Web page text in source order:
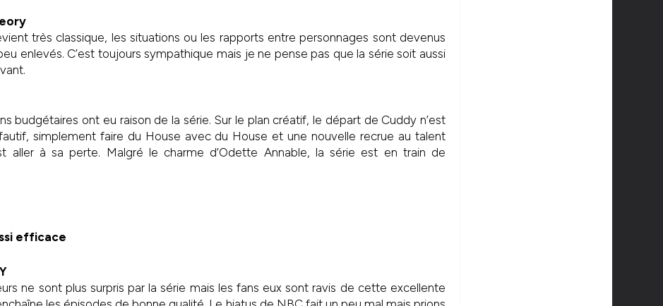
très classique, les situations ou les rapports entre personnages sont devenus
enlevés. C’est toujours sympathique mais je ne pense pas que la série soit aussi
budgétaires ont eu raison de la série. Sur le plan créatif, le départ de Cuddy n’est
simplement faire du House avec du House et une nouvelle recrue au talent
aller à sa perte. Malgré le charme d’Odette Annable, la série est en train de
efficace
ne sont plus surpris par la série mais les fans eux sont ravis de cette excellente